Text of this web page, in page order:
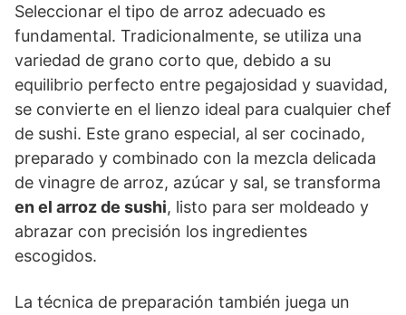
Seleccionar el tipo de arroz adecuado es
fundamental. Tradicionalmente, se utiliza una
variedad de grano corto que, debido a su
equilibrio perfecto entre pegajosidad y suavidad,
se convierte en el lienzo ideal para cualquier chef
de sushi. Este grano especial, al ser cocinado,
preparado y combinado con la mezcla delicada
de vinagre de arroz, azúcar y sal, se transforma
en el arroz de sushi, listo para ser moldeado y
abrazar con precisión los ingredientes
escogidos.
La técnica de preparación también juega un